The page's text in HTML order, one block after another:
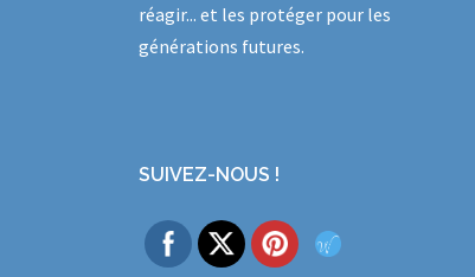
réagir... et les protéger pour les
générations futures.
SUIVEZ-NOUS !